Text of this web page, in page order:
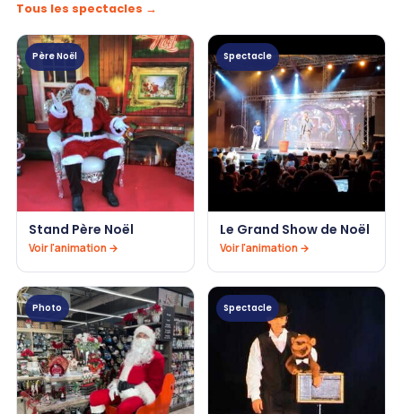
Tous les spectacles →
Père Noël
Stand Père Noël
Voir l'animation →
Spectacle
Le Grand Show de Noël
Voir l'animation →
Photo Spectacle